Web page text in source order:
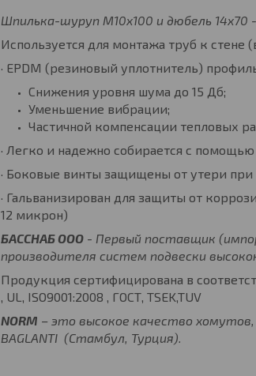
Шпилька-шуруп М10х100 и дюбель 14х70
Используется для монтажа труб к стене
· EPDM (резиновый уплотнитель)
Снижения уровня шума до 15 Дб;
Уменьшение вибрации;
Частичной компенсации тепловых
· Легко и надежно собирается с
· Боковые винты защищены от утери
· Гальванизирован для защиты от
12 микрон)
БАССНАБ ООО - Первый поставщик
производителя систем подвески
Продукция сертифицирована в
, UL, ISO9001:2008 , ГОСТ, TSEK,TUV
NORM – это высокое качество
BAGLANTI (Стамбул, Турция).